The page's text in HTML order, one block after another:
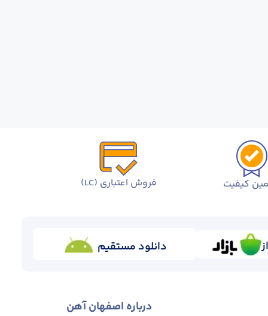
کیفیت فروش اعتباری (LC)
دانلود مستقیم
درباره اصفهان آهن